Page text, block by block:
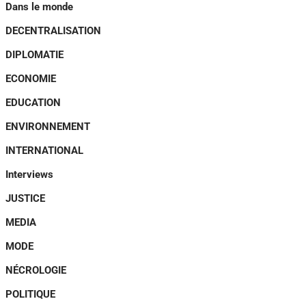
Dans le monde
DECENTRALISATION
DIPLOMATIE
ECONOMIE
EDUCATION
ENVIRONNEMENT
INTERNATIONAL
Interviews
JUSTICE
MEDIA
MODE
NÉCROLOGIE
POLITIQUE